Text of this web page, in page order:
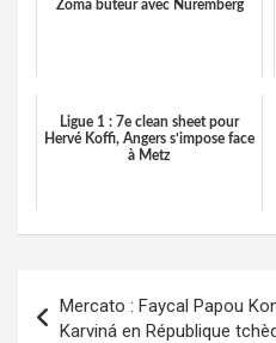
Zoma buteur avec Nuremberg
Ligue 1 : 7e clean sheet pour
Hervé Koffi, Angers s’impose face
à Metz
de
Mercato : Faycal Papou
Karviná en République